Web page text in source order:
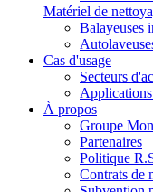
Matériel de
Balayeuses
Cas d'usage
Secteurs
À propos
Groupe
Partenaires
Politique
Contrats de